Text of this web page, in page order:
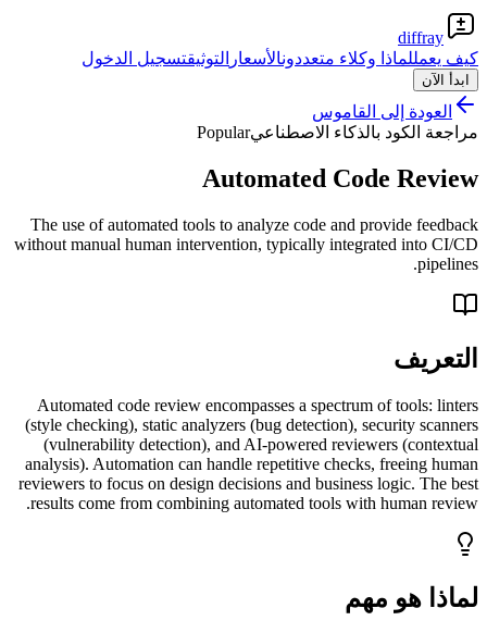
diffray
كيف يعمللماذا وكلاء متعددونالأسعار التوثيقتسجيل الدخول
ابدأ الآن
العودة إلى القاموس
مراجعة الكود بالذكاء الاصطناعيPopular
Automated Code Review
The use of automated tools to analyze code and provide feedback
without manual human intervention, typically integrated into CI/CD
pipelines.
التعريف
Automated code review encompasses a spectrum of tools: linters
(style checking), static analyzers (bug detection), security scanners
(vulnerability detection), and AI-powered reviewers (contextual
analysis). Automation can handle repetitive checks, freeing human
reviewers to focus on design decisions and business logic. The best
results come from combining automated tools with human review.
لماذا هو مهم